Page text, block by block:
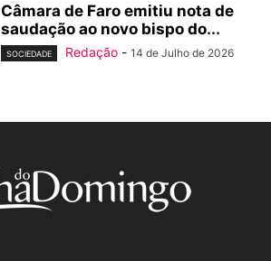
Câmara de Faro emitiu nota de
saudação ao novo bispo do...
SOCIEDADE Redação - 14 de Julho de 2026